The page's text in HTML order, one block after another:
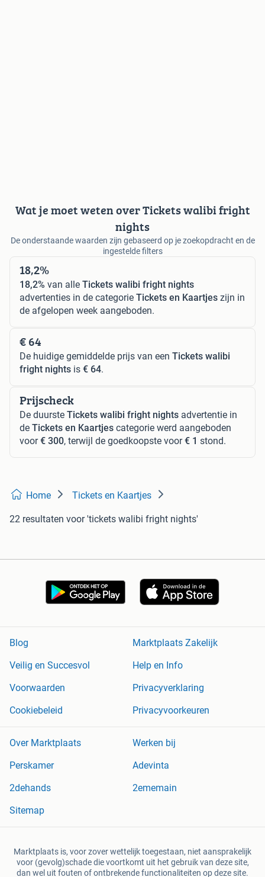
Wat je moet weten over Tickets walibi fright
nights
De onderstaande waarden zijn gebaseerd op je zoekopdracht en de
ingestelde filters
18,2%
18,2% van alle Tickets walibi fright nights
advertenties in de categorie Tickets en Kaartjes zijn in
de afgelopen week aangeboden.
€ 64
De huidige gemiddelde prijs van een Tickets walibi
fright nights is € 64.
Prijscheck
De duurste Tickets walibi fright nights advertentie in
de Tickets en Kaartjes categorie werd aangeboden
voor€ 300, terwijl de goedkoopste voor€ 1 stond.
Home Tickets en Kaartjes
22 resultaten voor 'tickets walibi fright nights'
Blog
Marktplaats Zakelijk
Veilig en Succesvol
Help en Info
Voorwaarden
Privacyverklaring
Cookiebeleid
Privacyvoorkeuren
Over Marktplaats
Werken bij
Perskamer
Adevinta
2dehands
2ememain
Sitemap
Marktplaats is, voor zover wettelijk toegestaan, niet aansprakelijk
voor (gevolg)schade die voortkomt uit het gebruik van deze site,
dan wel uit fouten of ontbrekende functionaliteiten op deze site.